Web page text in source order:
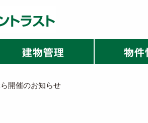
開催のお知らせ